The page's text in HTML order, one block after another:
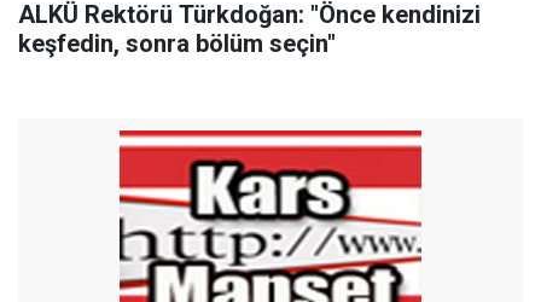
ALKÜ Rektörü Türkdoğan: "Önce kendinizi
keşfedin, sonra bölüm seçin"